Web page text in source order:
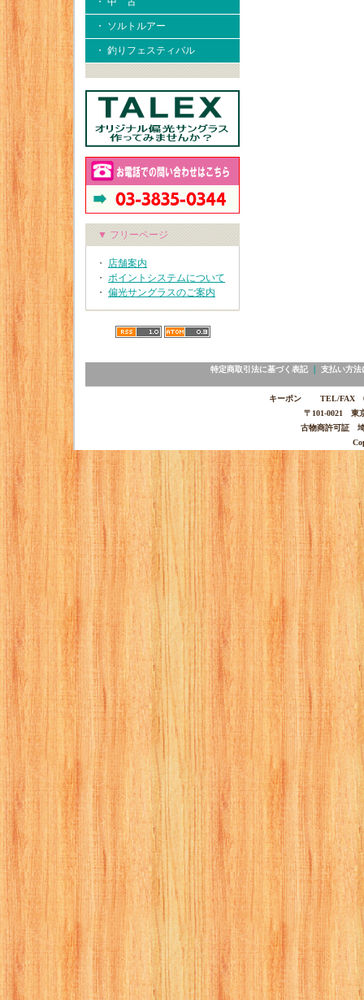
・ ソルトルアー
・ 釣りフェスティバル
▼ フリーページ
・ 店舗案内
・ ポイントシステムについて
・ 偏光サングラスのご案内
特定商取引法に基づく表記｜ 支払い方法
キーポン TEL/FAX
〒101-0021 東
古物商許可証